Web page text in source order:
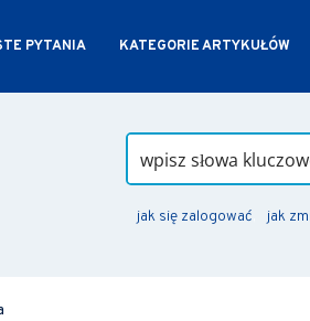
PYTANIA KATEGORIE ARTYKUŁÓW
jak się zalogować jak